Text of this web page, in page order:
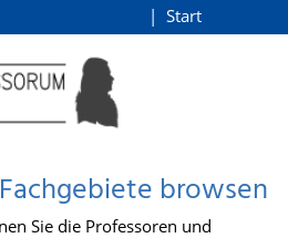
Start
browsen
Sie die Professoren und